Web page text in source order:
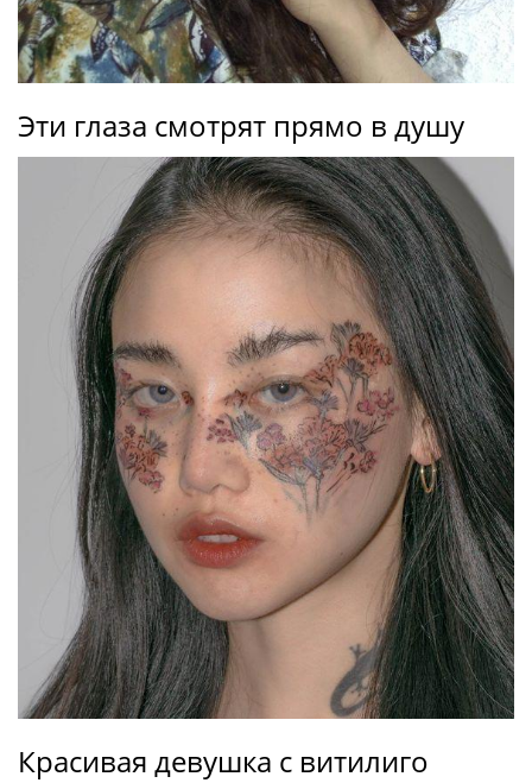
Эти глаза смотрят прямо в душу
Красивая девушка с витилиго